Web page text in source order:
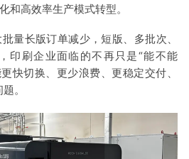
和高效率生产模式转型。
量长版订单减少，短版、多批次、
印刷企业面临的不再只是“能不能
快切换、更少浪费、更稳定交付、
。